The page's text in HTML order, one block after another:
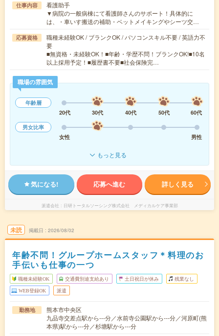
仕事内容
看護助手
▼病院の一般病棟にて看護師さんのサポート！具体的に
は、・車いす搬送の補助・ベットメイキングやシーツ交…
応募資格
職種未経験OK / ブランクOK / パソコンスキル不要 / 英語力不
要
■無資格・未経験OK！■年齢・学歴不問！ブランクOK!■10名
以上採用予定！■履歴書不要■社会保険完…
職場の雰囲気
年齢層
20代
30代 40代 50代
60代
男女比率
女性
男性
もっと見る
気になる! 応募へ進む 詳しく見る
派遣会社 日研トータルソーシング株式会社 メディカルケア事業部
未読 掲載日 2026/08/02
年齢不問！グループホームスタッフ＊料理のお
手伝いも仕事の一つ
職種未経験OK 交通費別途支給あり 土日祝日が休み 残業なし
WEB登録OK 派遣
勤務地
熊本市中央区
九品寺交差点駅から---分／水前寺公園駅から---分／河原町(熊
本県)駅から---分／杉塘駅から---分